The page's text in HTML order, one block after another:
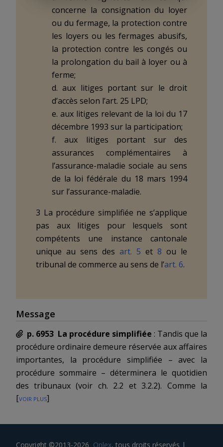
concerne la consignation du loyer
ou du fermage, la protection contre
les loyers ou les fermages abusifs,
la protection contre les congés ou
la prolongation du bail à loyer ou à
ferme;
d. aux litiges portant sur le droit
d’accès selon l’art. 25 LPD;
e. aux litiges relevant de la loi du 17
décembre 1993 sur la participation;
f. aux litiges portant sur des
assurances complémentaires à
l’assurance-maladie sociale au sens
de la loi fédérale du 18 mars 1994
sur l’assurance-maladie.
3 La procédure simplifiée ne s’applique
pas aux litiges pour lesquels sont
compétents une instance cantonale
unique au sens des art. 5 et 8 ou le
tribunal de commerce au sens de l’art. 6.
Message
p. 6953 La procédure simplifiée : Tandis que la
procédure ordinaire demeure réservée aux affaires
importantes, la procédure simplifiée – avec la
procédure sommaire – déterminera le quotidien
des tribunaux (voir ch. 2.2 et 3.2.2). Comme la
procédure ordinaire, la procédure simplifiée est
et comme elle, c’est une procédurecomplètecar
[voir plus]
Copyright ©2013-2026 Onlex, tous droits réservés |